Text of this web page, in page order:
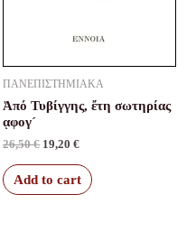
ΠΑΝΕΠΙΣΤΗΜΙΑΚΑ
Ἀπό Τυβίγγης, ἔτη σωτηρίας
ᾳφογ´
26,50€ 19,20 €
Add to cart